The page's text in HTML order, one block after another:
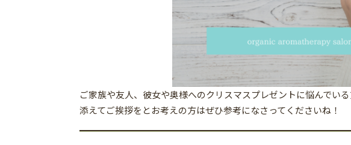
ご家族や友人、彼女や奥様へのクリスマスプレゼントに悩んでい
添えてご挨拶をとお考えの方はぜひ参考になさってくださいね！